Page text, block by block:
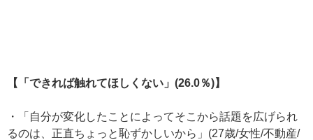
【「できれば触れてほしくない」(26.0％)】
・「自分が変化したことによってそこから話題を広げられ
るのは、正直ちょっと恥ずかしいから」(27歳/女性/不動産/